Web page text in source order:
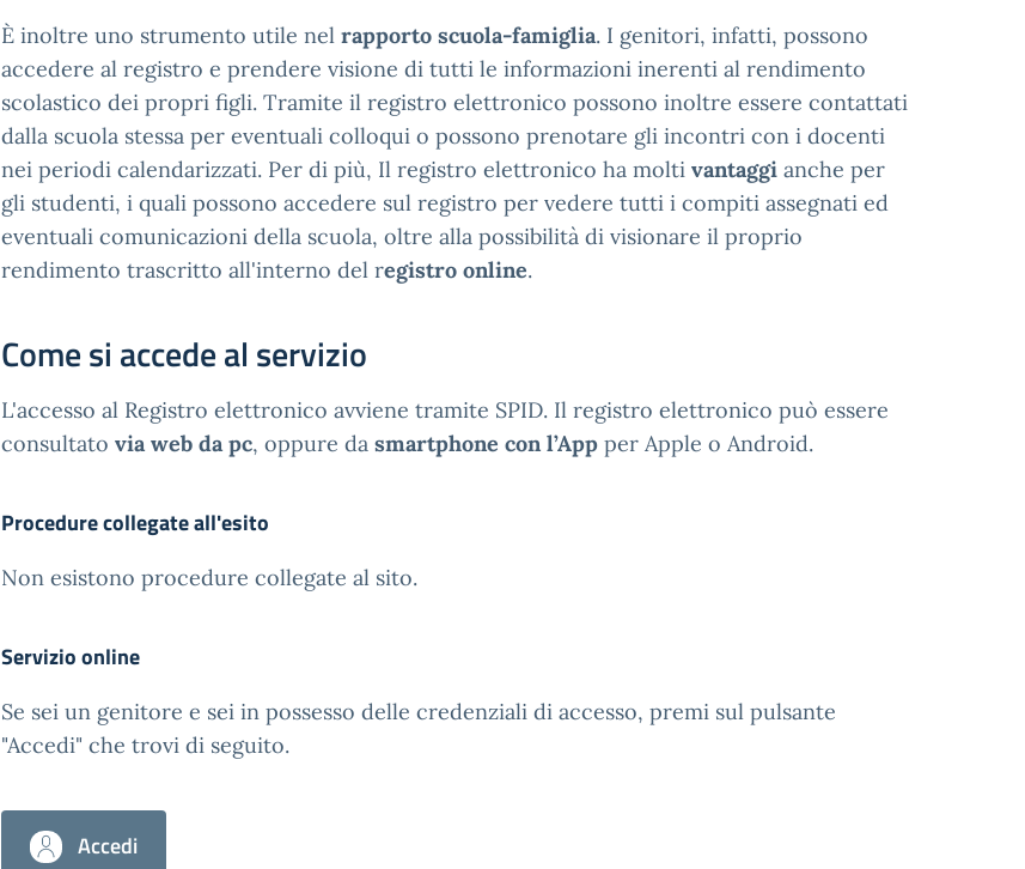
È inoltre uno strumento utile nel rapporto scuola-famiglia. I genitori, infatti, possono
accedere al registro e prendere visione di tutti le informazioni inerenti al rendimento
scolastico dei propri figli. Tramite il registro elettronico possono inoltre essere contattati
dalla scuola stessa per eventuali colloqui o possono prenotare gli incontri con i docenti
nei periodi calendarizzati. Per di più, Il registro elettronico ha molti vantaggi anche per
gli studenti, i quali possono accedere sul registro per vedere tutti i compiti assegnati ed
eventuali comunicazioni della scuola, oltre alla possibilità di visionare il proprio
rendimento trascritto all'interno del registro online.
Come si accede al servizio
L'accesso al Registro elettronico avviene tramite SPID. Il registro elettronico può essere
consultato via web da pc, oppure da smartphone con l’App per Apple o Android.
Procedure collegate all'esito
Non esistono procedure collegate al sito.
Servizio online
Se sei un genitore e sei in possesso delle credenziali di accesso, premi sul pulsante
"Accedi" che trovi di seguito.
Accedi